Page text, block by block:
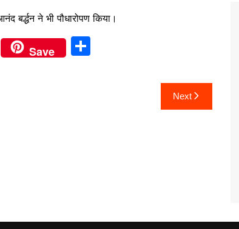
ने भी पौधारोपण किया।
Save
Next